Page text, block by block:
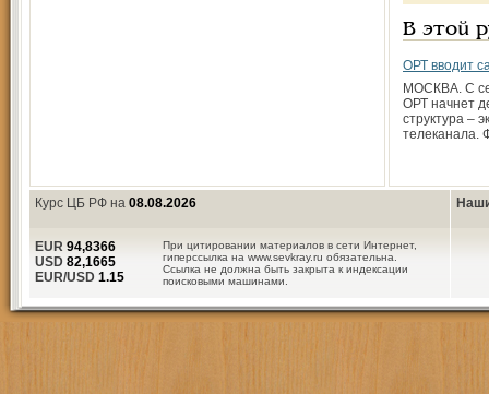
В этой
ОРТ вводит
МОСКВА. С
ОРТ начнет
структура –
телеканала.
Курс ЦБ РФ на 08.08.2026
При цитировании материалов в сети Интернет,
гиперссылка на www.sevkray.ru обязательна.
Ссылка не должна быть закрыта к индексации
поисковыми машинами.
EUR 94,8366
USD 82,1665
EUR/USD 1.15